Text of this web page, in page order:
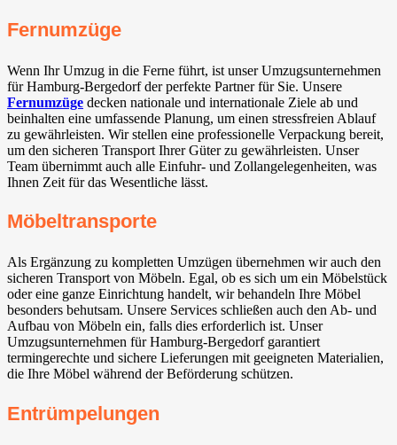
Fernumzüge
Wenn Ihr Umzug in die Ferne führt, ist unser Umzugsunternehmen
für Hamburg-Bergedorf der perfekte Partner für Sie. Unsere
Fernumzüge decken nationale und internationale Ziele ab und
beinhalten eine umfassende Planung, um einen stressfreien Ablauf
zu gewährleisten. Wir stellen eine professionelle Verpackung bereit,
um den sicheren Transport Ihrer Güter zu gewährleisten. Unser
Team übernimmt auch alle Einfuhr- und Zollangelegenheiten, was
Ihnen Zeit für das Wesentliche lässt.
Möbeltransporte
Als Ergänzung zu kompletten Umzügen übernehmen wir auch den
sicheren Transport von Möbeln. Egal, ob es sich um ein Möbelstück
oder eine ganze Einrichtung handelt, wir behandeln Ihre Möbel
besonders behutsam. Unsere Services schließen auch den Ab- und
Aufbau von Möbeln ein, falls dies erforderlich ist. Unser
Umzugsunternehmen für Hamburg-Bergedorf garantiert
termingerechte und sichere Lieferungen mit geeigneten Materialien,
die Ihre Möbel während der Beförderung schützen.
Entrümpelungen